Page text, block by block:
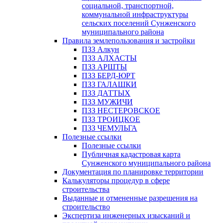
социальной, транспортной,
коммунальной инфраструктуры
сельских поселений Сунженского
муниципального района
Правила землепользования и застройки
ПЗЗ Алкун
ПЗЗ АЛХАСТЫ
ПЗЗ АРШТЫ
ПЗЗ БЕРД-ЮРТ
ПЗЗ ГАЛАШКИ
ПЗЗ ДАТТЫХ
ПЗЗ МУЖИЧИ
ПЗЗ НЕСТЕРОВСКОЕ
ПЗЗ ТРОИЦКОЕ
ПЗЗ ЧЕМУЛЬГА
Полезные ссылки
Полезные ссылки
Публичная кадастровая карта
Сунженского муниципального района
Документация по планировке территории
Калькуляторы процедур в сфере
строительства
Выданные и отмененные разрешения на
строительство
Экспертиза инженерных изысканий и